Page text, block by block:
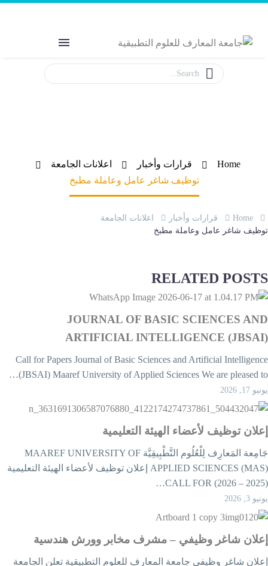
Home قرارات وأخبار
اعلانات الجامعة
توظيف شاغر عامل وعاملة مطبخ
Home قرارات وأخبار
اعلانات الجامعة
شاغر عامل وعاملة مطبخ
RELATED
JOURNAL OF BASIC SCIENCES
ARTIFICIAL INTELLIGENCE
Call for Papers Journal of Basic Sciences and Artificial
(JBSAI) Maaref University of Applied Sciences We are pleased
17, 2026
توظيف لأعضاء الهيئة التعليمية
جَامِعة المَعارِف لِلْعُلُوم التَّطْبِيقِيَّة MAAREF UNIVERSITY OF
APPLIED SCIENCES (MAS) إعلان توظيف لأعضاء الهيئة التعليمية
3, 2026
شاغر وظيفي – مشرف مخابر وورش هندسية
شاغر وظيفي جامعة المعارف للعلوم التطبيقية تعلن الجامعة